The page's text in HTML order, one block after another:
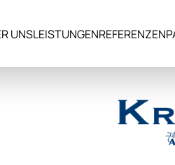
UNSLEISTUNGENREFERENZEN